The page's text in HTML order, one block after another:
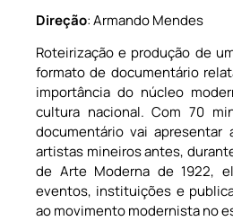
Direção: Armando Mendes
Roteirização e produção de
formato de documentário
importância do núcleo
cultura nacional. Com 70
documentário vai apresentar
artistas mineiros antes,
de Arte Moderna de 1922,
eventos, instituições e
ao movimento modernista no